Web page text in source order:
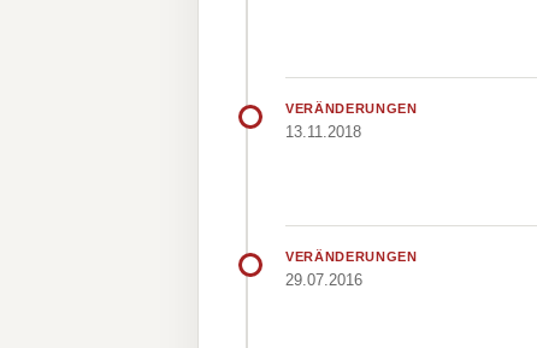
VERÄNDERUNGEN
13.11.2018
VERÄNDERUNGEN
29.07.2016